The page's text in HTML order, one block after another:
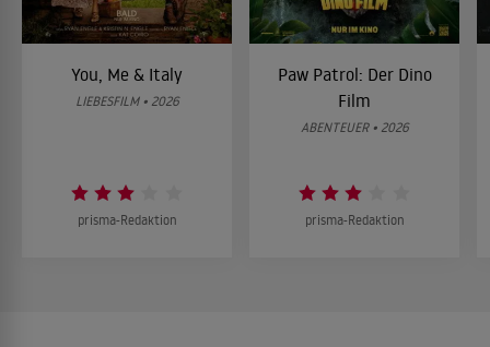
You, Me & Italy
LIEBESFILM • 2026
prisma-Redaktion
Paw Patrol: Der Dino
Film
ABENTEUER • 2026
prisma-Redaktion